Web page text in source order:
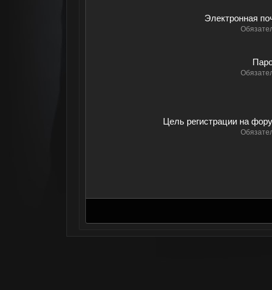
Электронная
Цель регистрации на